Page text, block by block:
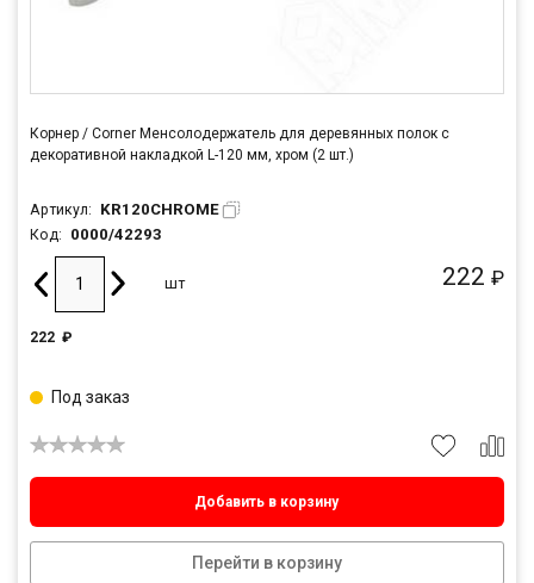
Корнер / Corner Менсолодержатель для деревянных полок с
декоративной накладкой L-120 мм, хром (2 шт.)
Артикул: KR120CHROME
Код: 0000/42293
222 ₽
шт
222 ₽
Добавить в корзину
Перейти в корзину
Под заказ